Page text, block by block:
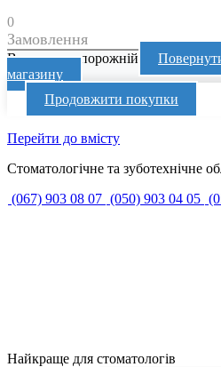
0
Замовлення
Ваш кошик порожній
магазину
Продовжити покупки
Перейти до вмісту
Стоматологічне та зуботехнічне
(067) 903 08 07 (050) 903 04 05
Найкраще для стоматологів